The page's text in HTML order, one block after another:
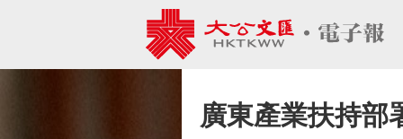
廣東產業扶持部